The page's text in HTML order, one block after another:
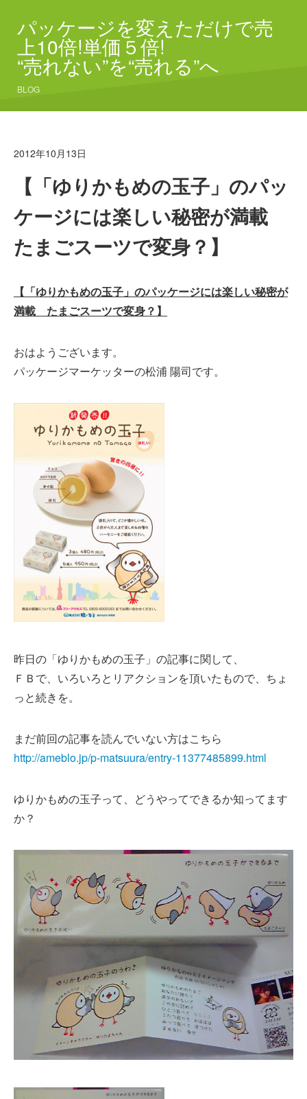
パッケージを変えただけで売
上10倍!単価５倍!
“売れない”を“売れる”へ
BLOG
2012年10月13日
【「ゆりかもめの玉子」のパッ
ケージには楽しい秘密が満載
たまごスーツで変身？】
【「ゆりかもめの玉子」のパッケージには楽しい秘密が
満載 たまごスーツで変身？】
おはようございます。
パッケージマーケッターの松浦 陽司です。
昨日の「ゆりかもめの玉子」の記事に関して、
ＦＢで、いろいろとリアクションを頂いたもので、ちょ
っと続きを。
まだ前回の記事を読んでいない方はこちら
http://ameblo.jp/p-matsuura/entry-11377485899.html
ゆりかもめの玉子って、どうやってできるか知ってます
か？